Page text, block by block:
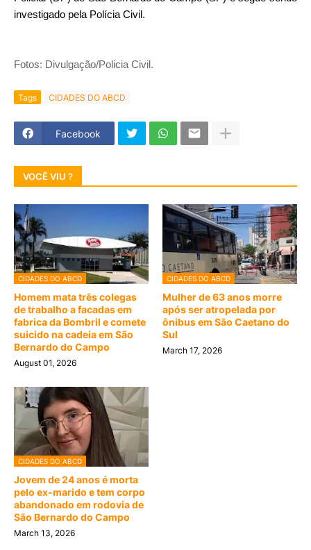
investigado pela Polícia Civil.
Fotos: Divulgação/Policia Civil.
Tags CIDADES DO ABCD
Facebook
VOCÊ VIU ?
CIDADES DO ABCD
Homem mata três colegas
de trabalho a facadas em
fabrica da Bombril e comete
suicido na cadeia em São
Bernardo do Campo
August 01, 2026
CIDADES DO ABCD
Mulher de 63 anos morre
após ser atropelada por
ônibus em São Caetano do
Sul
March 17, 2026
CIDADES DO ABCD
Jovem de 24 anos é morta
pelo ex-marido e tem corpo
abandonado em rodovia de
São Bernardo do Campo
March 13, 2026